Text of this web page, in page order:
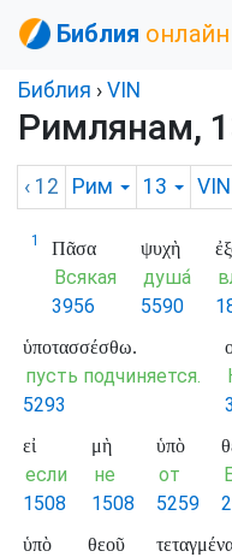
Библия онлайн
Библия › VIN
Римлянам,
‹ 12 Рим 13 VIN
1 Πᾶσα
Всякая
3956
ψυχὴ
душа́
5590
ὑποτασσέσθω.
пусть подчиняется.
5293
εἰ
если
1508
μὴ
не
1508
ὑπὸ
от
5259
ὑπὸ θεοῦ